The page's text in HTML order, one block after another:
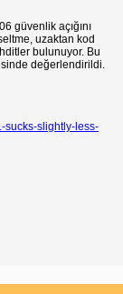
güvenlik açığını
uzaktan kod
bulunuyor. Bu
değerlendirildi.
sucks-slightly-less-